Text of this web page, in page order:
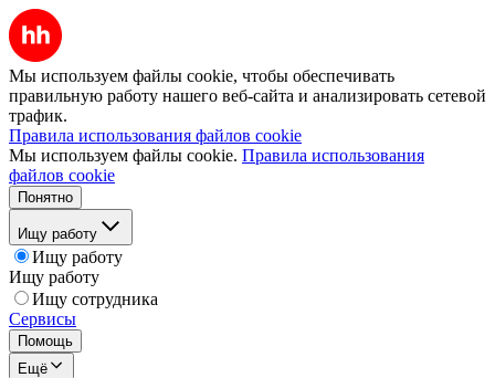
Мы используем файлы cookie, чтобы обеспечивать
правильную работу нашего веб-сайта и анализировать сетевой
трафик.
Правила использования файлов cookie
Мы используем файлы cookie. Правила использования
файлов cookie
Понятно
Ищу работу
Ищу работу
Ищу работу
Ищу сотрудника
Сервисы
Помощь
Ещё